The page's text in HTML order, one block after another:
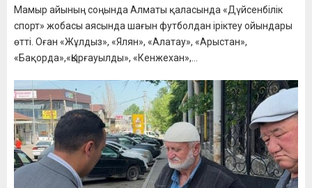
Мамыр айының соңында Алматы қаласында «Дүйсенбілік
спорт» жобасы аясында шағын футболдан іріктеу ойындары
өтті. Оған «Жұлдыз», «Ялян», «Алатау», «Арыстан»,
«Бақорда»,«Қырғауылды», «Кенжехан»,...